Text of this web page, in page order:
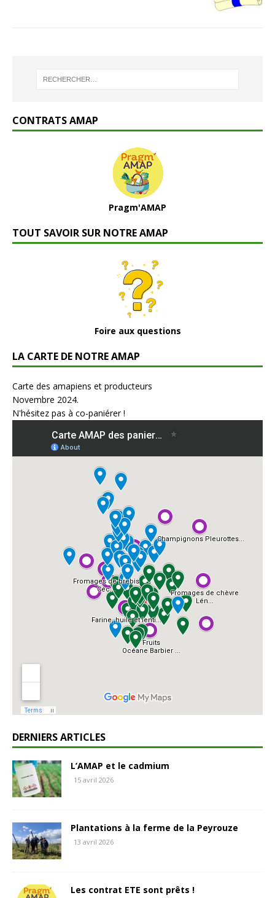
CONTRATS AMAP
Pragm'AMAP
TOUT SAVOIR SUR NOTRE AMAP
Foire aux questions
LA CARTE DE NOTRE AMAP
Carte des amapiens et producteurs
Novembre 2024.
N'hésitez pas à co-paniérer !
DERNIERS ARTICLES
L’AMAP et le cadmium
15 avril 2026
Plantations à la ferme de la Peyrouze
13 avril 2026
Les contrat ETE sont prêts !